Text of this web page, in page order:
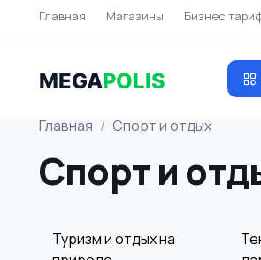
Главная Магазины Бизнес
MEGAPOLIS
Главная Спорт и отдых
Спорт и
Туризм и отдых на